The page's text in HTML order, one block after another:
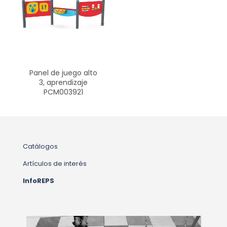
Panel de juego alto
3, aprendizaje
PCM003921
Catálogos
Artículos de interés
InfoREPS